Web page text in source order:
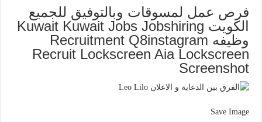
فرص عمل لمسوقات وبالتوفيق للجميع
الكويت Kuwait Kuwait Jobs Jobshiring
وظيفه Recruitment Q8instagram
Recruit Lockscreen Aia Lockscreen
Screenshot
Save Image